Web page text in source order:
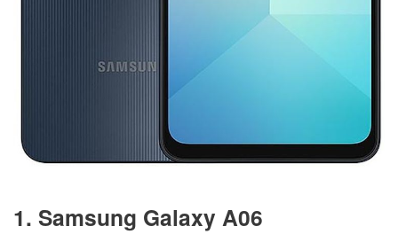
1. Samsung Galaxy A06